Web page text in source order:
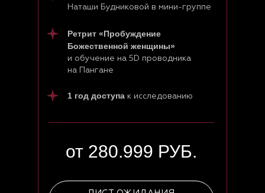
Наташи Будниковой в мини-группе
1 год доступа к исследованию
Ретрит «Пробуждение
Божественной женщины»
и обучение на 5D проводника
на Пангане
от 280.999 РУБ.
ОНЛАЙН-КУРСЫ С ДОСТУПОМ СРАЗУ
Клуб предпринимателей WBH
Расписание программ и туров
Священный обход вокруг Кайласа
Сейшелы. Клубная регата с Игорем и
Наташей Будниковыми